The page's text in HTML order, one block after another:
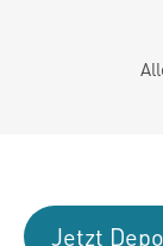
Jetzt